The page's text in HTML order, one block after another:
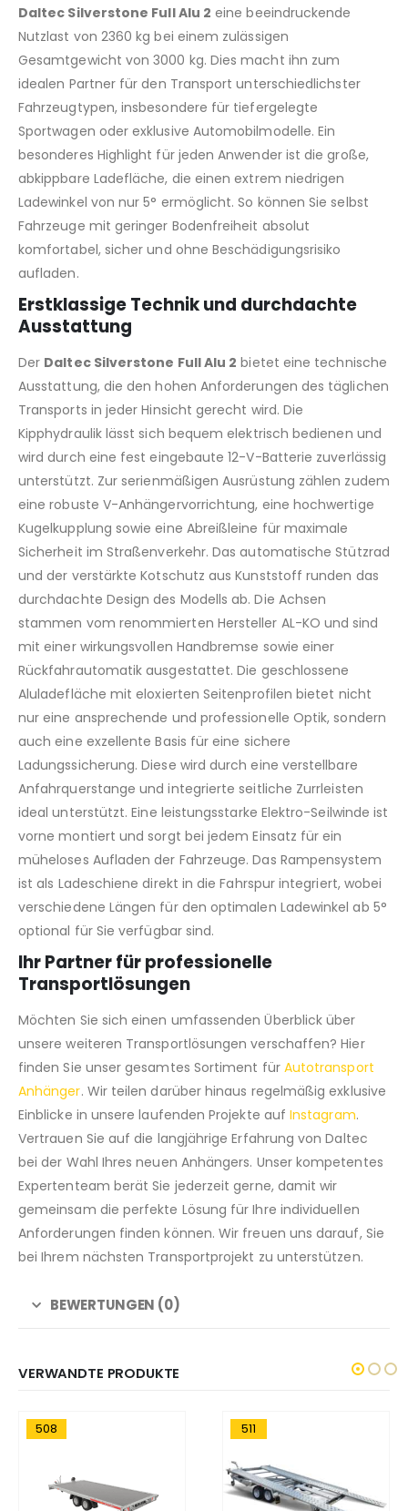
Daltec Silverstone Full Alu 2 eine beeindruckende
Nutzlast von 2360 kg bei einem zulässigen
Gesamtgewicht von 3000 kg. Dies macht ihn zum
idealen Partner für den Transport unterschiedlichster
Fahrzeugtypen,insbesondere für tiefergelegte
Sportwagen oder exklusive Automobilmodelle. Ein
besonderes Highlight für jeden Anwender ist die große,
abkippbare Ladefläche, die einen extrem niedrigen
Ladewinkel von nur 5° ermöglicht. So können Sie selbst
Fahrzeuge mit geringer Bodenfreiheit absolut
komfortabel,sicher und ohne Beschädigungsrisiko
aufladen.
Erstklassige Technik und durchdachte
Ausstattung
Der Daltec Silverstone Full Alu 2 bietet eine technische
Ausstattung,die den hohen Anforderungen des täglichen
Transports in jeder Hinsicht gerecht wird. Die
Kipphydraulik lässt sich bequem elektrisch bedienen und
wird durch eine fest eingebaute 12-V-Batterie zuverlässig
unterstützt. Zur serienmäßigen Ausrüstung zählen zudem
eine robuste V-Anhängervorrichtung, eine hochwertige
Kugelkupplung sowie eine Abreißleine für maximale
Sicherheit im Straßenverkehr. Das automatische Stützrad
und der verstärkte Kotschutz aus Kunststoff runden das
durchdachte Design des Modells ab. Die Achsen
stammen vom renommierten Hersteller AL-KO und sind
mit einer wirkungsvollen Handbremse sowie einer
Rückfahrautomatik ausgestattet. Die geschlossene
Aluladefläche mit eloxierten Seitenprofilen bietet nicht
nur eine ansprechende und professionelle Optik, sondern
auch eine exzellente Basis für eine sichere
Ladungssicherung. Diese wird durch eine verstellbare
Anfahrquerstange und integrierte seitliche Zurrleisten
ideal unterstützt. Eine leistungsstarke Elektro-Seilwinde ist
vorne montiert und sorgt bei jedem Einsatz für ein
müheloses Aufladen der Fahrzeuge. Das Rampensystem
ist als Ladeschiene direkt in die Fahrspur integriert,wobei
verschiedene Längen für den optimalen Ladewinkel ab 5°
optional für Sie verfügbar sind.
Ihr Partner für professionelle
Transportlösungen
Möchten Sie sich einen umfassenden Überblick über
unsere weiteren Transportlösungen verschaffen? Hier
finden Sie unser gesamtes Sortiment für Autotransport
Anhänger. Wir teilen darüber hinaus regelmäßig exklusive
Einblicke in unsere laufenden Projekte aufInstagram.
Vertrauen Sie auf die langjährige Erfahrung von Daltec
bei der Wahl Ihres neuen Anhängers. Unser kompetentes
Expertenteam berät Sie jederzeit gerne,damit wir
gemeinsam die perfekte Lösung für Ihre individuellen
Anforderungen finden können. Wir freuen uns darauf,Sie
bei Ihrem nächsten Transportprojekt zu unterstützen.
BEWERTUNGEN (0)
VERWANDTE PRODUKTE
508 511